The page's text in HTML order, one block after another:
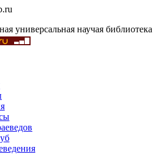
универсальная научая библиотека